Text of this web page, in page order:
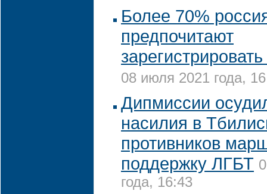
Более 70%
предпочитают
08 июля 2021 года,
Дипмиссии
насилия в
противников
поддержку ЛГБТ
года, 16:43